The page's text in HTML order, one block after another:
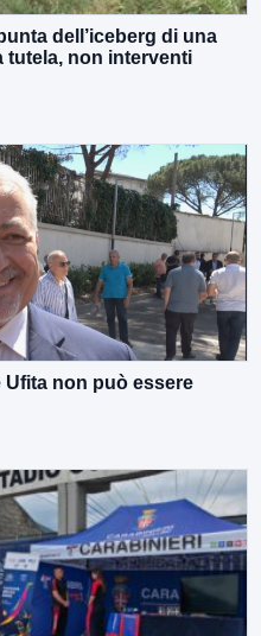
dell’iceberg di una
tutela, non interventi
Ufita non può essere